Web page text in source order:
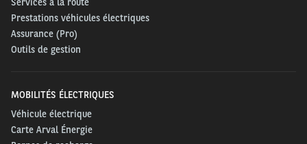
Prestations véhicules électriques
Assurance (Pro)
Outils de gestion
MOBILITÉS ÉLECTRIQUES
Véhicule électrique
Carte Arval Énergie